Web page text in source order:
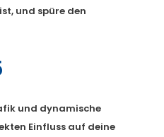
und spüre den
und dynamische
Einfluss auf deine